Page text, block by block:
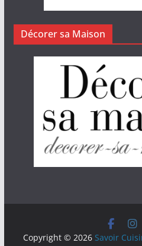
Décorer sa Maison
Copyright © 2026 Savoir